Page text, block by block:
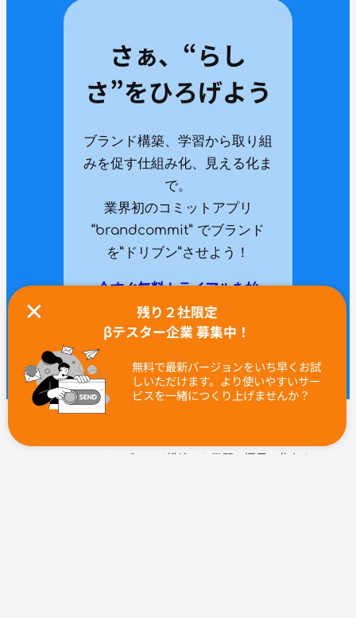
さぁ、“らし
さ”をひろげよう
ブランド構築、学習から取り組
みを促す仕組み化、見える化ま
で。
業界初のコミットアプリ
“brandcommit” でブランド
を”ドリブン”させよう！
今すぐ無料トライアルを始
める
ーコードでブランド構築から学習・運用・共有ま
残り２社限定
βテスター企業 募集中！
無料で最新バージョンをいち早くお試
しいただけます。より使いやすいサー
ビスを一緒につくり上げませんか？